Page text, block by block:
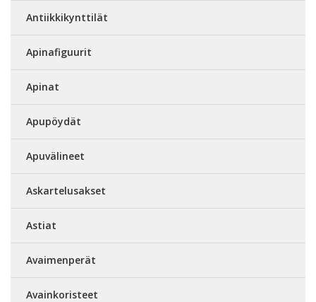
Antiikkikynttilät
Apinafiguurit
Apinat
Apupöydät
Apuvälineet
Askartelusakset
Astiat
Avaimenperät
Avainkoristeet